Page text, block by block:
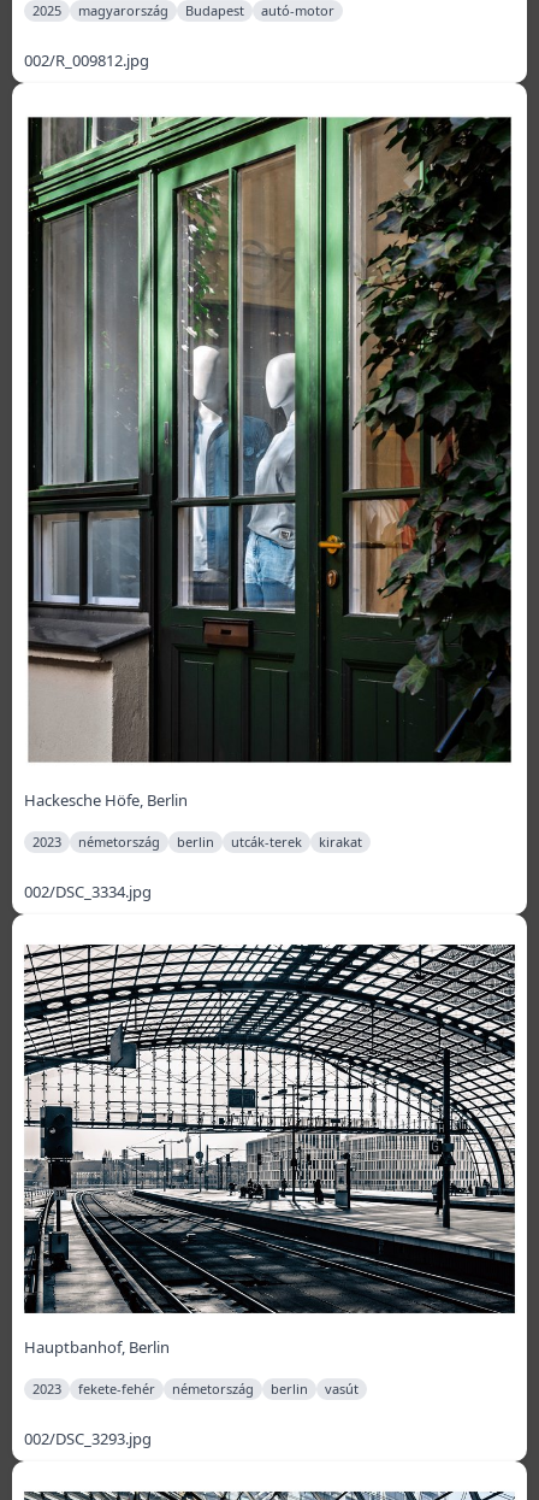
2025 magyarország Budapest autó-motor
002/R_009812.jpg
Hackesche Höfe, Berlin
2023 németország berlin utcák-terek kirakat
002/DSC_3334.jpg
Hauptbanhof, Berlin
2023 fekete-fehér németország berlin vasút
002/DSC_3293.jpg